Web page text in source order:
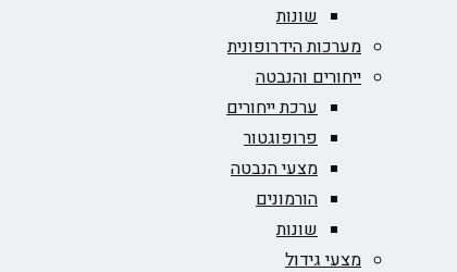
שונות
מערכות הידרופונית
ייחורים והנבטה
ערכת ייחורים
פרופוגטור
מצעי הנבטה
הורמונים
שונות
מצעי גידול